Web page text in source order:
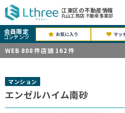
江東区の不動産情報
丸山工務店 不動産事業部
会員限定
コンテンツ お気に入り マッ
WEB 808件店頭 162 件
マンション
エンゼルハイム南砂